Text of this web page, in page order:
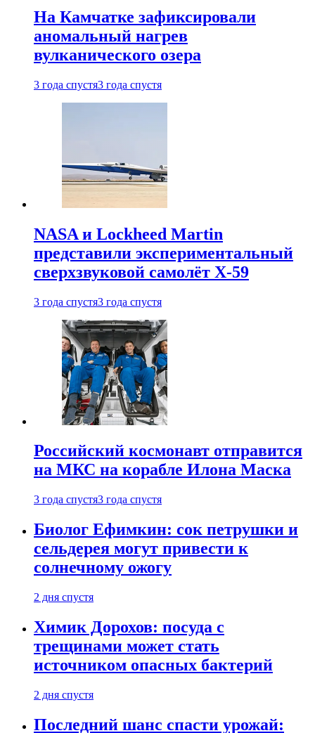
На Камчатке зафиксировали
аномальный нагрев
вулканического озера
3 года спустя3 года спустя
NASA и Lockheed Martin
представили экспериментальный
сверхзвуковой самолёт X-59
3 года спустя3 года спустя
Российский космонавт отправится
на МКС на корабле Илона Маска
3 года спустя3 года спустя
Биолог Ефимкин: сок петрушки и
сельдерея могут привести к
солнечному ожогу
2 дня спустя
Химик Дорохов: посуда с
трещинами может стать
источником опасных бактерий
2 дня спустя
Последний шанс спасти урожай: